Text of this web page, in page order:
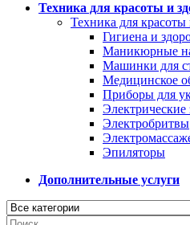
Техника для красоты и
Техника для красоты
Гигиена и
Маникюрные
Машинки для
Медицинское
Приборы для
Электробритвы
Эпиляторы
Дополнительные услуги